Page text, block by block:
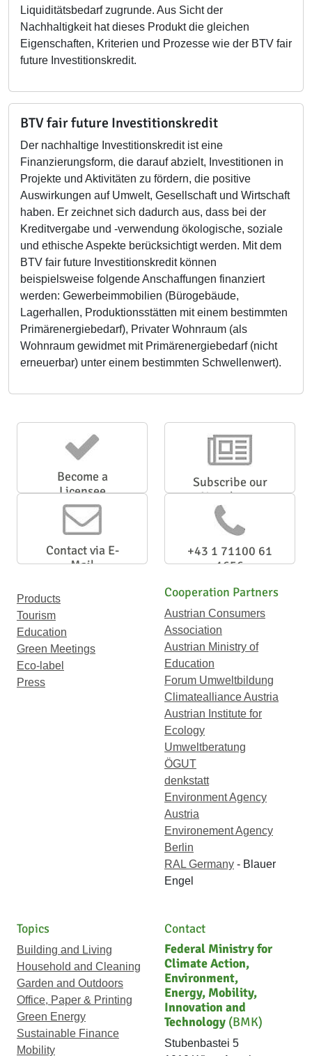
Liquiditätsbedarf zugrunde. Aus Sicht der
Nachhaltigkeit hat dieses Produkt die gleichen
Eigenschaften, Kriterien und Prozesse wie der BTV fair
future Investitionskredit.
BTV fair future Investitionskredit
Der nachhaltige Investitionskredit ist eine
Finanzierungsform, die darauf abzielt, Investitionen in
Projekte und Aktivitäten zu fördern, die positive
Auswirkungen auf Umwelt, Gesellschaft und Wirtschaft
haben. Er zeichnet sich dadurch aus, dass bei der
Kreditvergabe und -verwendung ökologische, soziale
und ethische Aspekte berücksichtigt werden. Mit dem
BTV fair future Investitionskredit können
beispielsweise folgende Anschaffungen finanziert
werden: Gewerbeimmobilien (Bürogebäude,
Lagerhallen, Produktionsstätten mit einem bestimmten
Primärenergiebedarf), Privater Wohnraum (als
Wohnraum gewidmet mit Primärenergiebedarf (nicht
erneuerbar) unter einem bestimmten Schwellenwert).
Become a
Licensee
Subscribe our
Newsletter
Contact via E-
Mail
+43 1 71100 61
1656
Products
Tourism
Education
Green Meetings
Eco-label
Press
Cooperation Partners
Austrian Consumers
Association
Austrian Ministry of
Education
Forum Umweltbildung
Climatealliance Austria
Austrian Institute for
Ecology
Umweltberatung
ÖGUT
denkstatt
Environment Agency
Austria
Environement Agency
Berlin
RAL Germany - Blauer
Engel
Topics
Building and Living
Household and Cleaning
Garden and Outdoors
Office, Paper & Printing
Green Energy
Sustainable Finance
Mobility
Contact
Federal Ministry for
Climate Action,
Environment,
Energy, Mobility,
Innovation and
Technology (BMK)
Stubenbastei 5